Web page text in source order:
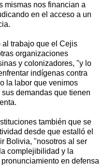
mismas nos financian a
en el acceso a un
trabajo que el Cejis
organizaciones
y colonizadores, "y lo
indígenas contra
la labor que venimos
demandas que tienen
también que se
desde que estalló el
Bolivia, "nosotros al ser
complejibilidad y la
en defensa